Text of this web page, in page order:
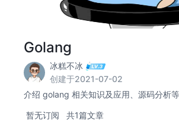
Golang
冰糕不冰
创建于2021-07-02
介绍 golang 相关知识及应用、源码分析等
暂无订阅 共1篇文章